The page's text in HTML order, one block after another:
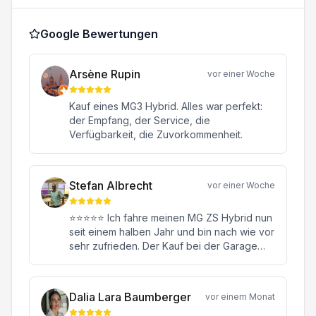
Google Bewertungen
Arsène Rupin vor einer Woche
Kauf eines MG3 Hybrid. Alles war perfekt:
der Empfang, der Service, die
Verfügbarkeit, die Zuvorkommenheit.
Stefan Albrecht vor einer Woche
⭐⭐⭐⭐⭐ Ich fahre meinen MG ZS Hybrid nun
seit einem halben Jahr und bin nach wie vor
sehr zufrieden. Der Kauf bei der Garage
Ende eine rundum positive Erfahrung.
Verkaufsberater Herrn Janick Moor. Er hat
Dalia Lara Baumberger vor einem Monat